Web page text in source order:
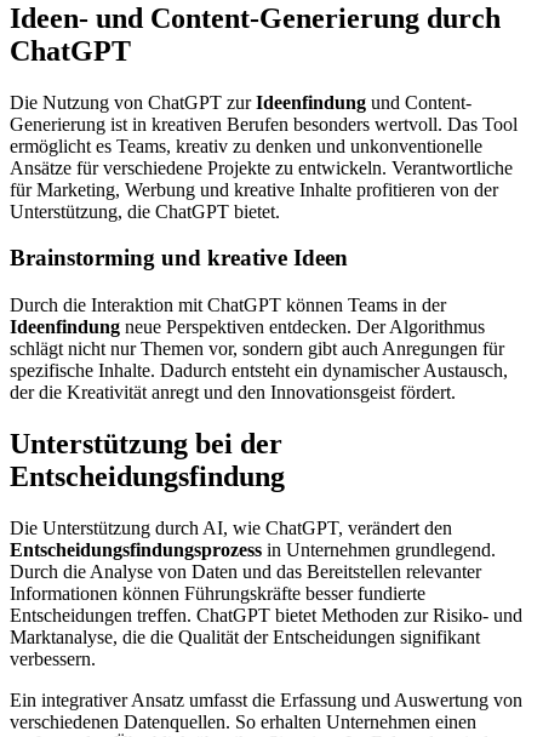
Ideen- und Content-Generierung durch
ChatGPT
Die Nutzung von ChatGPT zurIdeenfindung und Content-
Generierung ist in kreativen Berufen besonders wertvoll. Das Tool
ermöglicht es Teams, kreativ zu denken und unkonventionelle
Ansätze für verschiedene Projekte zu entwickeln. Verantwortliche
für Marketing, Werbung und kreative Inhalte profitieren von der
Unterstützung, die ChatGPT bietet.
Brainstorming und kreative Ideen
Durch die Interaktion mit ChatGPT können Teams in der
Ideenfindung neue Perspektiven entdecken. Der Algorithmus
schlägt nicht nur Themen vor, sondern gibt auch Anregungen für
spezifische Inhalte. Dadurch entsteht ein dynamischer Austausch,
der die Kreativität anregt und den Innovationsgeist fördert.
Unterstützung bei der
Entscheidungsfindung
Die Unterstützung durch AI, wie ChatGPT, verändert den
Entscheidungsfindungsprozess in Unternehmen grundlegend.
Durch die Analyse von Daten und das Bereitstellen relevanter
Informationen können Führungskräfte besser fundierte
Entscheidungen treffen. ChatGPT bietet Methoden zur Risiko- und
Marktanalyse, die die Qualität der Entscheidungen signifikant
verbessern.
Ein integrativer Ansatz umfasst die Erfassung und Auswertung von
verschiedenen Datenquellen. So erhalten Unternehmen einen